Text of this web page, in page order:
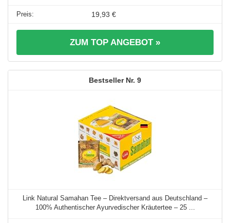
19,93 €
ZUM TOP ANGEBOT »
9
Link Natural Samahan Tee – Direktversand aus Deutschland –
100% Authentischer Ayurvedischer Kräutertee – 25 ...